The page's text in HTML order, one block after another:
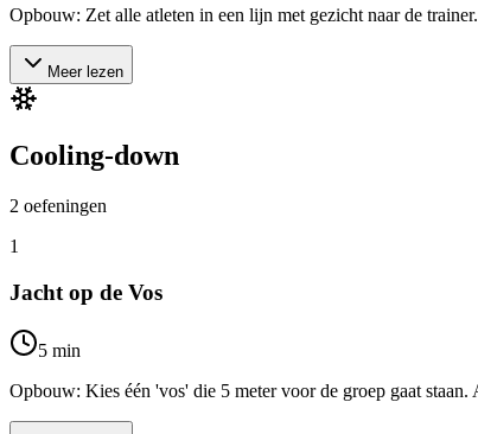
Opbouw: Zet alle atleten in een lijn met gezicht naar de
Meer lezen
Cooling-down
2 oefeningen
1
Jacht op de Vos
5 min
Opbouw: Kies één 'vos' die 5 meter voor de groep gaat